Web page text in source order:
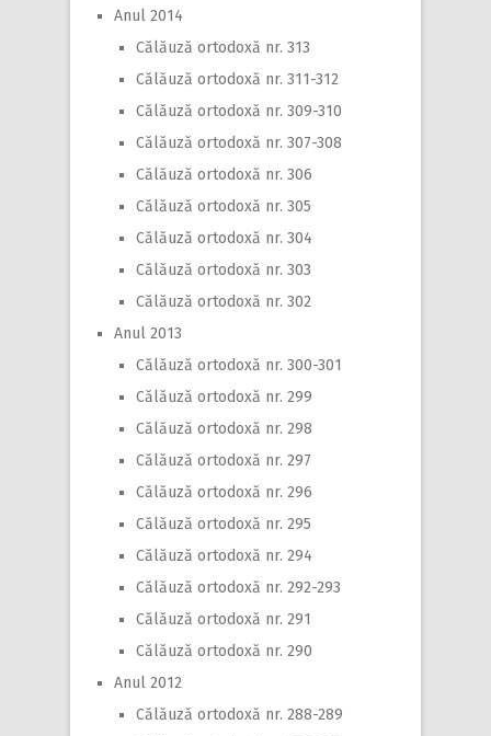
Anul 2014
Călăuză ortodoxă nr. 313
Călăuză ortodoxă nr. 311-312
Călăuză ortodoxă nr. 309-310
Călăuză ortodoxă nr. 307-308
Călăuză ortodoxă nr. 306
Călăuză ortodoxă nr. 305
Călăuză ortodoxă nr. 304
Călăuză ortodoxă nr. 303
Călăuză ortodoxă nr. 302
Anul 2013
Călăuză ortodoxă nr. 300-301
Călăuză ortodoxă nr. 299
Călăuză ortodoxă nr. 298
Călăuză ortodoxă nr. 297
Călăuză ortodoxă nr. 296
Călăuză ortodoxă nr. 295
Călăuză ortodoxă nr. 294
Călăuză ortodoxă nr. 292-293
Călăuză ortodoxă nr. 291
Călăuză ortodoxă nr. 290
Anul 2012
Călăuză ortodoxă nr. 288-289